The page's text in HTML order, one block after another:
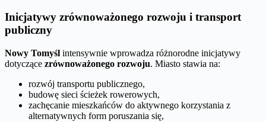
Inicjatywy zrównoważonego rozwoju i transport
publiczny
Nowy Tomyśl intensywnie wprowadza różnorodne inicjatywy
dotyczące zrównoważonego rozwoju. Miasto stawia na:
rozwój transportu publicznego,
budowę sieci ścieżek rowerowych,
zachęcanie mieszkańców do aktywnego korzystania z
alternatywnych form poruszania się,